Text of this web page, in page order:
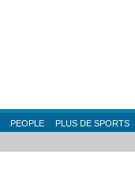
PEOPLE PLUS DE SPORTS